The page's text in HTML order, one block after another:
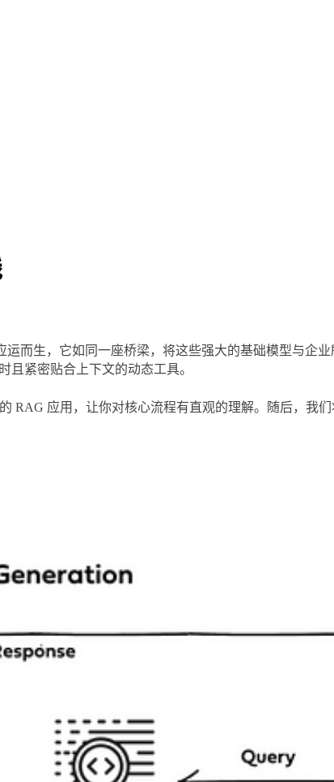
而生，它如同一座桥梁，将这些强大的基础模型与企
紧密贴合上下文的动态工具。
RAG 应用，让你对核心流程有直观的理解。随后，我